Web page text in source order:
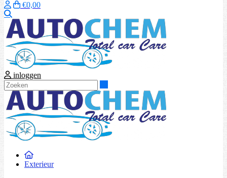
€0,00
inloggen
Exterieur